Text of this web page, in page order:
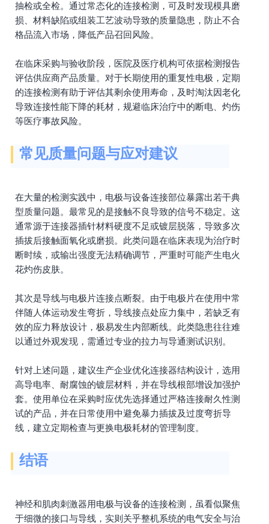
抽检或全检。通过常态化的连接检测，可及时发现模具磨
损、材料缺陷或组装工艺波动导致的质量隐患，防止不合
格品流入市场，降低产品召回风险。
在临床采购与验收阶段，医院及医疗机构可依据检测报告
评估供应商产品质量。对于长期使用的重复性电极，定期
的连接检测有助于评估其剩余使用寿命，及时淘汰因老化
导致连接性能下降的耗材，规避临床治疗中的断电、灼伤
等医疗事故风险。
常见质量问题与应对建议
在大量的检测实践中，电极与设备连接部位暴露出若干典
型质量问题。最常见的是接触不良导致的信号不稳定。这
通常源于连接器插针材料硬度不足或镀层脱落，导致多次
插拔后接触面氧化或磨损。此类问题在临床表现为治疗时
断时续，或输出强度无法精确调节，严重时可能产生电火
花灼伤皮肤。
其次是导线与电极片连接点断裂。由于电极片在使用中常
伴随人体运动发生弯折，导线接点处应力集中，若缺乏有
效的应力释放设计，极易发生内部断线。此类隐患往往难
以通过外观发现，需通过专业的拉力与导通测试识别。
针对上述问题，建议生产企业优化连接器结构设计，选用
高导电率、耐腐蚀的镀层材料，并在导线根部增设加强护
套。使用单位在采购时应优先选择通过严格连接耐久性测
试的产品，并在日常使用中避免暴力插拔及过度弯折导
线，建立定期检查与更换电极耗材的管理制度。
结语
神经和肌肉刺激器用电极与设备的连接检测，虽看似聚焦
于细微的接口与导线，实则关乎整机系统的电气安全与治